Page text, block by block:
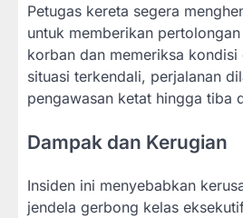
Petugas kereta segera
untuk memberikan
korban dan memeriksa
situasi terkendali, perjalanan
pengawasan ketat hingga tiba
Dampak dan Kerugian
Insiden ini menyebabkan
jendela gerbong kelas